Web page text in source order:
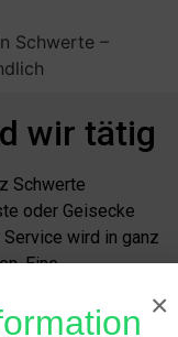
wir tätig
Schwerte
oder Geisecke
Service wird in ganz
Eine
mit uns einfach ×